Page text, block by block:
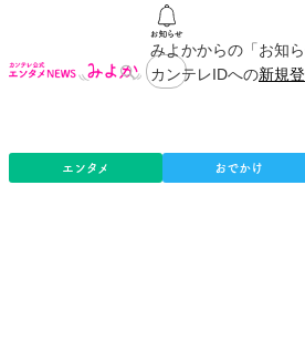
みよかからの「お知
カンテレIDへの新規
エンタメ おでかけ